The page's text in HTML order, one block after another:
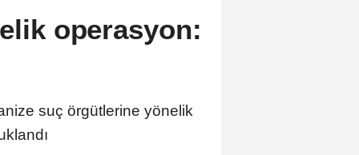
operasyon:
suç örgütlerine yönelik